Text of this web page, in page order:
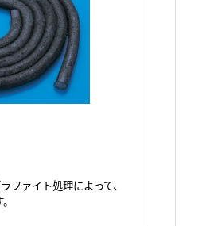
ファイト処理によって、